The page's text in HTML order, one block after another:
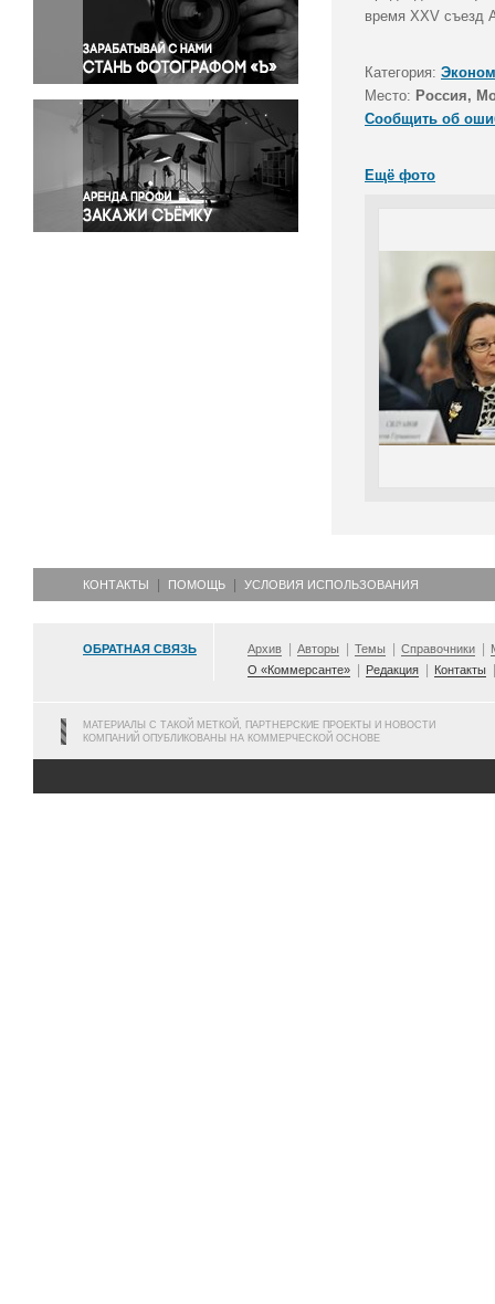
Правосудие
Происшествия и конфликты
Религия
Светская жизнь
Спорт
Экология
Экономика и бизнес
время XXV съезд
Категория:
Место: Россия,
Сообщить об
Ещё фото
КОНТАКТЫ ПОМОЩЬ УСЛОВИЯ ИСПОЛЬЗОВАНИЯ
ОБРАТНАЯ СВЯЗЬ Архив Авторы Темы Справочники
О «Коммерсанте»
Редакция Контакты
МАТЕРИАЛЫ С ТАКОЙ МЕТКОЙ, ПАРТНЕРСКИЕ ПРОЕКТЫ И НОВОСТИ
КОМПАНИЙ ОПУБЛИКОВАНЫ НА КОММЕРЧЕСКОЙ ОСНОВЕ